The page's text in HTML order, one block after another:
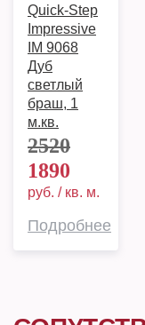
Quick-Step
Impressive
IM 9068
Дуб
светлый
браш, 1
м.кв.
2520
1890
руб. / кв. м.
Подробнее